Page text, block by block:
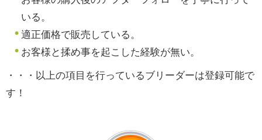
いる。
適正価格で販売している。
お客様と揉め事を起こした経験が無い。
・・・以上の項目を行っているブリーダーは登録可能で
す！